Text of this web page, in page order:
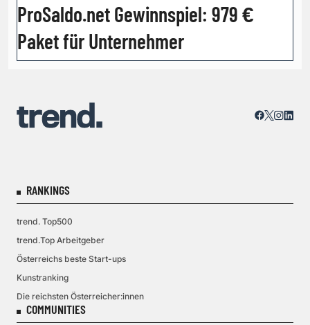
ProSaldo.net Gewinnspiel: 979 €
Paket für Unternehmer
RANKINGS
trend. Top500
trend.Top Arbeitgeber
Österreichs beste Start-ups
Kunstranking
Die reichsten Österreicher:innen
COMMUNITIES